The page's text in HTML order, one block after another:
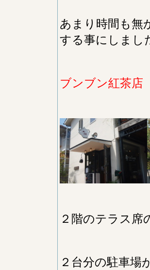
あまり時間も無
する事にしまし
ブンブン紅茶店
２階のテラス席
２台分の駐車場